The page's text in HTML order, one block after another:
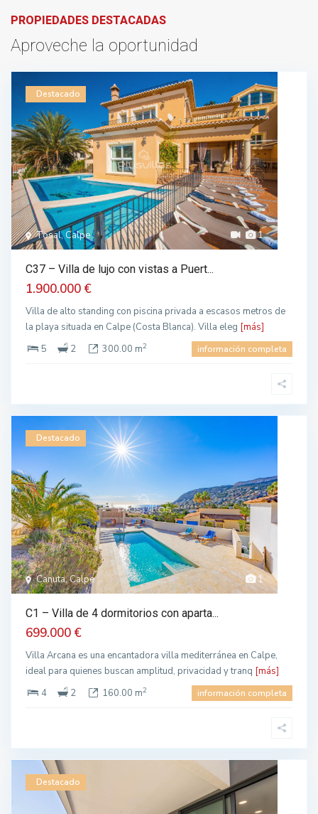
PROPIEDADES DESTACADAS
Aproveche la oportunidad
1
Tosal, Calpe
Destacado
C37 – Villa de lujo con vistas a Puert...
1.900.000 €
Villa de alto standing con piscina privada a escasos metros de
la playa situada en Calpe (Costa Blanca). Villa eleg [más]
5
2 300.00 m2 información completa
1
Canuta, Calpe
Destacado
C1 – Villa de 4 dormitorios con aparta...
699.000 €
Villa Arcana es una encantadora villa mediterránea en Calpe,
ideal para quienes buscan amplitud, privacidad y tranq [más]
4
2 160.00 m2 información completa
Destacado